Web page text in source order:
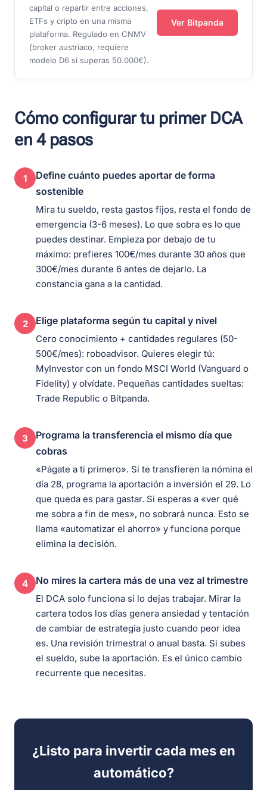
capital o repartir entre acciones,
ETFs y cripto en una misma
plataforma. Regulado en CNMV
(broker austriaco, requiere
modelo D6 si superas 50.000€).
Ver Bitpanda
Cómo configurar tu primer DCA
en 4 pasos
1
Define cuánto puedes aportar de forma
sostenible
Mira tu sueldo, resta gastos fijos, resta el fondo de
emergencia (3-6 meses). Lo que sobra es lo que
puedes destinar. Empieza por debajo de tu
máximo: prefieres 100€/mes durante 30 años que
300€/mes durante 6 antes de dejarlo. La
constancia gana a la cantidad.
2 Elige plataforma según tu capital y nivel
Cero conocimiento + cantidades regulares (50-
500€/mes): roboadvisor. Quieres elegir tú:
MyInvestor con un fondo MSCI World (Vanguard o
Fidelity) y olvídate. Pequeñas cantidades sueltas:
Trade Republic o Bitpanda.
3
Programa la transferencia el mismo día que
cobras
«Págate a ti primero». Si te transfieren la nómina el
día 28, programa la aportación a inversión el 29. Lo
que queda es para gastar. Si esperas a «ver qué
me sobra a fin de mes», no sobrará nunca. Esto se
llama «automatizar el ahorro» y funciona porque
elimina la decisión.
4 No mires la cartera más de una vez al trimestre
El DCA solo funciona si lo dejas trabajar. Mirar la
cartera todos los días genera ansiedad y tentación
de cambiar de estrategia justo cuando peor idea
es. Una revisión trimestral o anual basta. Si subes
el sueldo, sube la aportación. Es el único cambio
recurrente que necesitas.
¿Listo para invertir cada mes en
automático?